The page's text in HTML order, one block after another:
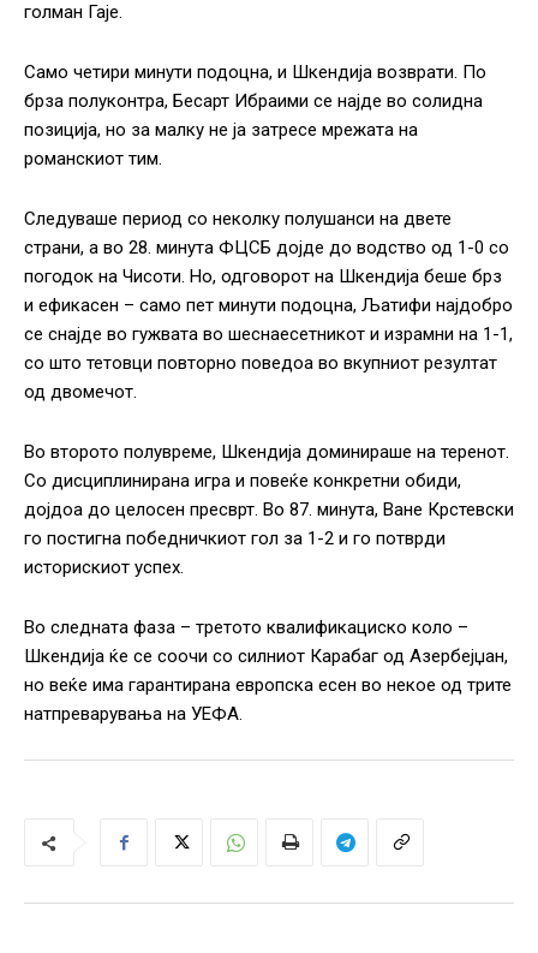
голман Гаје.
Само четири минути подоцна, и Шкендија возврати. По
брза полуконтра, Бесарт Ибраими се најде во солидна
позиција, но за малку не ја затресе мрежата на
романскиот тим.
Следуваше период со неколку полушанси на двете
страни, а во 28. минута ФЦСБ дојде до водство од 1-0 со
погодок на Чисоти. Но, одговорот на Шкендија беше брз
и ефикасен – само пет минути подоцна, Љатифи најдобро
се снајде во гужвата во шеснаесетникот и израмни на 1-1,
со што тетовци повторно поведоа во вкупниот резултат
од двомечот.
Во второто полувреме, Шкендија доминираше на теренот.
Со дисциплинирана игра и повеќе конкретни обиди,
дојдоа до целосен пресврт. Во 87. минута, Ване Крстевски
го постигна победничкиот гол за 1-2 и го потврди
историскиот успех.
Во следната фаза – третото квалификациско коло –
Шкендија ќе се соочи со силниот Карабаг од Азербејџан,
но веќе има гарантирана европска есен во некое од трите
натпреварувања на УЕФА.